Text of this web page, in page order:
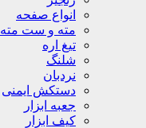
انواع صفحه
مته و ست مته
تیغ اره
شلنگ
نردبان
دستکش ایمنی
جعبه ابزار
کیف ابزار